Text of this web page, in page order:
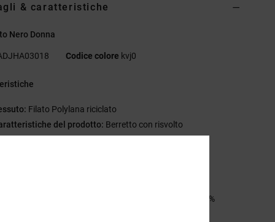
& caratteristiche
Nero Donna
Codice colore kvj0
Filato Polylana riciclato
del prodotto: Berretto con risvolto
[Tessuto principale] 60% Poliestere riciclato, 40%